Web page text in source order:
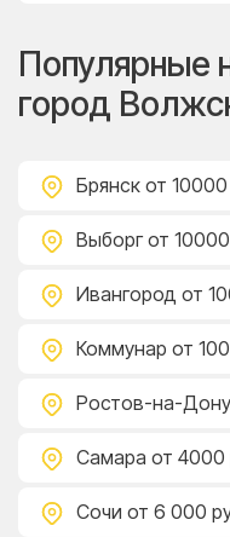
Популярные
город
Брянск от 10000
Выборг от
Ивангород от
Коммунар от
Ростов-на-Дону
Самара от 4000
Сочи от 6 000